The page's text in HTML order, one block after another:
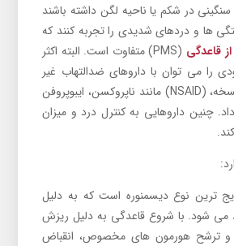
در شکم یا ناحیه لگن داشته باشند
ها و دردهای شدیدی را تجربه کنند که
قاعدگی
(PMS) متفاوت است. البته اکثر
را می توان با داروهای ضدالتهاب غیر
استروئیدی بدون نسخه، (NSAID) مانند ناپروکسن، ایبوپروفن
چنین داروهایی به کنترل درد و میزان
ترین نوع دیسمنوره است که به دلیل
می شود. با شروع قاعدگی به دلیل ریزش
و ترشح هورمون های مخصوص، انقباض